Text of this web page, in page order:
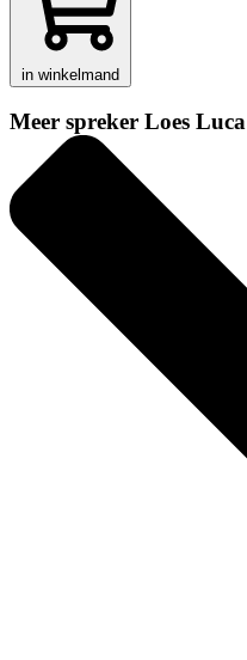
in winkelmand
Meer spreker Loes Luca